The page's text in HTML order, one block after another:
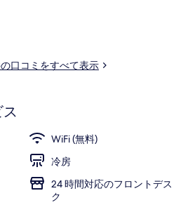
口コミをすべて表示
WiFi (無料)
冷房
24 時間対応のフロントデス
ク